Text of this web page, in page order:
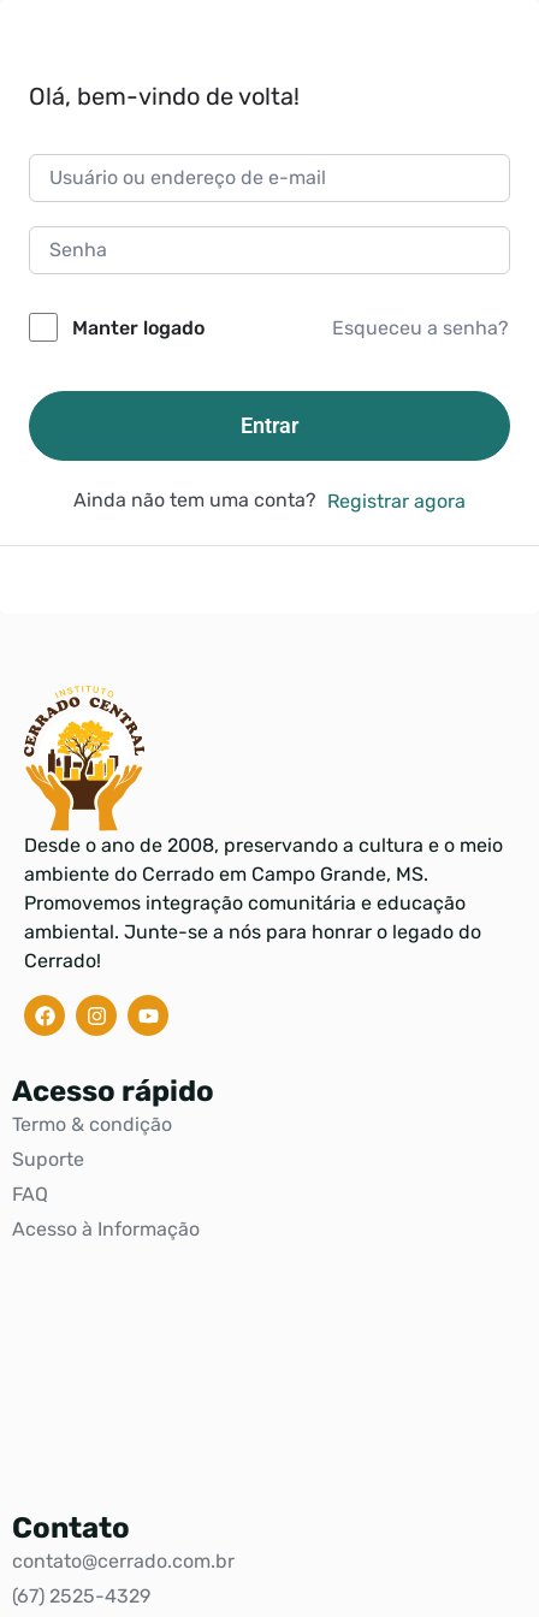
Olá, bem-vindo de volta!
Manter logado Esqueceu a senha?
Entrar
Ainda não tem uma conta? Registrar agora
Desde o ano de 2008, preservando a cultura e o meio
ambiente do Cerrado em Campo Grande, MS.
Promovemos integração comunitária e educação
ambiental. Junte-se a nós para honrar o legado do
Cerrado!
Acesso rápido
Termo & condição
Suporte
FAQ
Acesso à Informação
Contato
contato@cerrado.com.br
(67) 2525-4329